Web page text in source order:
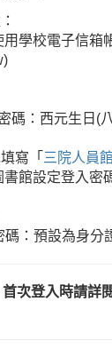
學校電子信箱
碼：西元生日(八
寫「 三院人員
書館設定登入密
碼：預設為身分
次登入時請詳